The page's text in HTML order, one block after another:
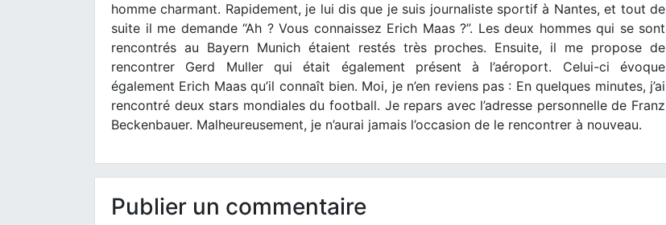
homme charmant. Rapidement, je lui dis que je suis journaliste sportif à Nantes, et tout de
suite il me demande “Ah ? Vous connaissez Erich Maas ?”. Les deux hommes qui se sont
rencontrés au Bayern Munich étaient restés très proches. Ensuite, il me propose de
rencontrer Gerd Muller qui était également présent à l’aéroport. Celui-ci évoque
également Erich Maas qu’il connaît bien. Moi, je n’en reviens pas : En quelques minutes, j’ai
rencontré deux stars mondiales du football. Je repars avec l’adresse personnelle de Franz
Beckenbauer. Malheureusement, je n’aurai jamais l’occasion de le rencontrer à nouveau.
Publier un commentaire